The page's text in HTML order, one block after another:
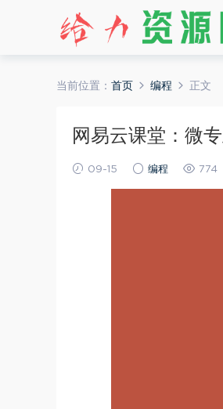
当前位置： 首页 编程 正文
网易云课堂：微
09-15 编程 774